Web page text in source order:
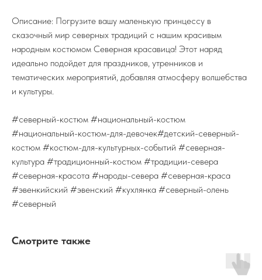
Описание: Погрузите вашу маленькую принцессу в
сказочный мир северных традиций с нашим красивым
народным костюмом Северная красавица! Этот наряд
идеально подойдет для праздников, утренников и
тематических мероприятий, добавляя атмосферу волшебства
и культуры.
#северный-костюм #национальный-костюм
#национальный-костюм-для-девочек#детский-северный-
костюм #костюм-для-культурных-событий #северная-
культура #традиционный-костюм #традиции-севера
#северная-красота #народы-севера #северная-краса
#эвенкийский #эвенский #кухлянка #северный-олень
#северный
Смотрите также